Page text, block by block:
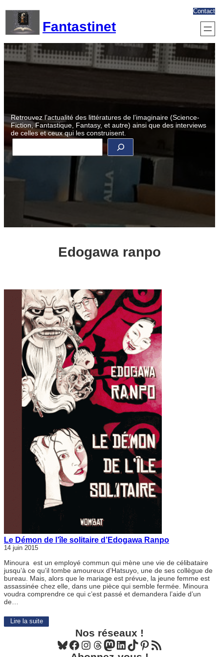
contenu
Fantastinet
Contact
Retrouvez l’actualité des littératures de l’imaginaire (Science-
Fiction, Fantastique, Fantasy, et autre) ainsi que des interviews
de celles et ceux qui les construisent.
R
e
c
r
Edogawa ranpo
Le Démon de l’île solitaire d’Edogawa Ranpo
14 juin 2015
Minoura est un employé commun qui mène une vie de célibataire
jusqu’à ce qu’il tombe amoureux d’Hatsuyo, une de ses collègue de
bureau. Mais, alors que le mariage est prévue, la jeune femme est
assassinée chez elle, dans une pièce qui semble fermée. Minoura
voudra comprendre ce qui c’est passé et demandera l’aide d’un
de…
Lire la suite
Nos réseaux !
Bluesky Facebook Instagram Threads Mastodon LinkedIn TikTok Pinterest Flux RSS